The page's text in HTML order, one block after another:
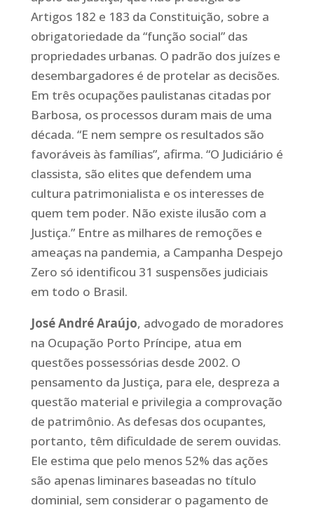
Artigos 182 e 183 da Constituição, sobre a
obrigatoriedade da “função social” das
propriedades urbanas. O padrão dos juízes e
desembargadores é de protelar as decisões.
Em três ocupações paulistanas citadas por
Barbosa, os processos duram mais de uma
década. “E nem sempre os resultados são
favoráveis às famílias”, afirma. “O Judiciário é
classista, são elites que defendem uma
cultura patrimonialista e os interesses de
quem tem poder. Não existe ilusão com a
Justiça.” Entre as milhares de remoções e
ameaças na pandemia, a Campanha Despejo
Zero só identificou 31 suspensões judiciais
em todo o Brasil.
José André Araújo, advogado de moradores
na Ocupação Porto Príncipe, atua em
questões possessórias desde 2002. O
pensamento da Justiça, para ele, despreza a
questão material e privilegia a comprovação
de patrimônio. As defesas dos ocupantes,
portanto, têm dificuldade de serem ouvidas.
Ele estima que pelo menos 52% das ações
são apenas liminares baseadas no título
dominial, sem considerar o pagamento de